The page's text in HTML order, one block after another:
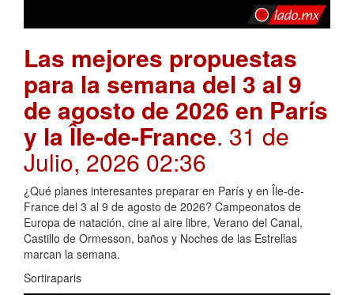
Las mejores propuestas
para la semana del 3 al 9
de agosto de 2026 en París
y la Île-de-France. 31 de
Julio, 2026 02:36
¿Qué planes interesantes preparar en París y en Île-de-
France del 3 al 9 de agosto de 2026? Campeonatos de
Europa de natación, cine al aire libre, Verano del Canal,
Castillo de Ormesson, baños y Noches de las Estrellas
marcan la semana.
Sortiraparis